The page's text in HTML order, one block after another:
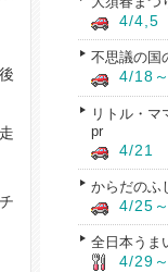
4/4,5
不思議の国
4/18
リトル・マ
pr
4/21
からだのふ
4/25
全日本うま
4/29